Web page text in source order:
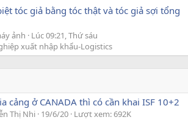
tóc giả bằng tóc thật và tóc giả sợi tổng
ảnh
Lúc 09:21, Thứ sáu
xuất nhập khẩu-Logistics
cảng ở CANADA thì có cần khai ISF 10+2
Thị Nhi 19/6/20 Lượt xem: 692K